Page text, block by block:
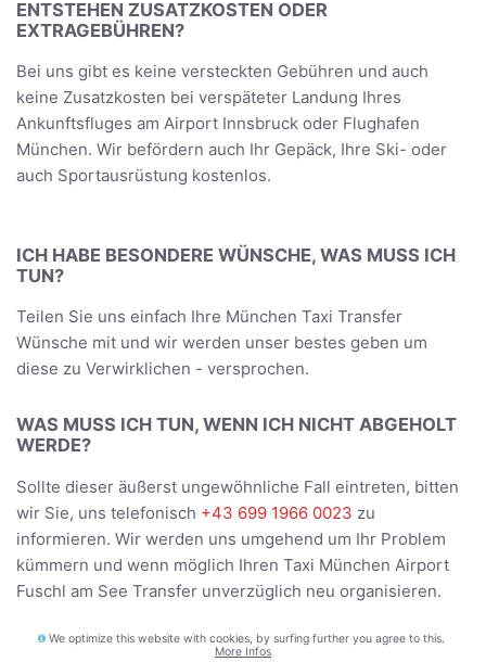
ENTSTEHEN ZUSATZKOSTEN ODER
EXTRAGEBÜHREN?
Bei uns gibt es keine versteckten Gebühren und auch
keine Zusatzkosten bei verspäteter Landung Ihres
Ankunftsfluges am Airport Innsbruck oder Flughafen
München. Wir befördern auch Ihr Gepäck, Ihre Ski- oder
auch Sportausrüstung kostenlos.
ICH HABE BESONDERE WÜNSCHE, WAS MUSS ICH
TUN?
Teilen Sie uns einfach Ihre München Taxi Transfer
Wünsche mit und wir werden unser bestes geben um
diese zu Verwirklichen - versprochen.
WAS MUSS ICH TUN, WENN ICH NICHT ABGEHOLT
WERDE?
Sollte dieser äußerst ungewöhnliche Fall eintreten, bitten
wir Sie, uns telefonisch +43 699 1966 0023 zu
informieren. Wir werden uns umgehend um Ihr Problem
kümmern und wenn möglich Ihren Taxi München Airport
Fuschl am See Transfer unverzüglich neu organisieren.
BEFÖRDERT DER FAHRER UNS DIREKT ZUR
We optimize this website with cookies, by surfing further you agree to this.
More Infos